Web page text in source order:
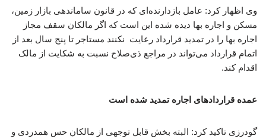
وی اظهار کرد: عامل بازدارنده‌ای که در قانون ساماندهی بازار زمین،
مسکن و اجاره بها دیده شده این است که اگر مالکان سقف مجاز
اجاره بها را در تمدید قرارداد رعایت نکنند مستاجر تا پنج سال بعد از
اتمام قرارداد می‌تواند در مراجع ذی‌صلاح نسبت به شکایت از مالک
اقدام کند.
عمده قراردادهای اجاره تمدید شده است
گودرزی تاکید کرد: البته بخش قابل توجهی از مالکان حس همدردی و